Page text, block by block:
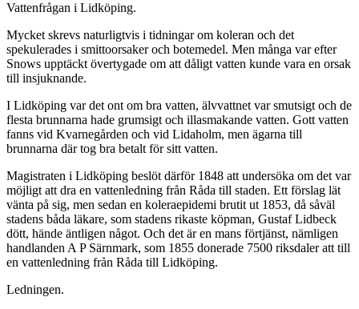
Vattenfrågan i Lidköping.
Mycket skrevs naturligtvis i tidningar om koleran och det
spekulerades i smittoorsaker och botemedel. Men många var efter
Snows upptäckt övertygade om att dåligt vatten kunde vara en orsak
till insjuknande.
I Lidköping var det ont om bra vatten, älvvattnet var smutsigt och de
flesta brunnarna hade grumsigt och illasmakande vatten. Gott vatten
fanns vid Kvarnegården och vid Lidaholm, men ägarna till
brunnarna där tog bra betalt för sitt vatten.
Magistraten i Lidköping beslöt därför 1848 att undersöka om det var
möjligt att dra en vattenledning från Råda till staden. Ett förslag lät
vänta på sig, men sedan en koleraepidemi brutit ut 1853, då såväl
stadens båda läkare, som stadens rikaste köpman, Gustaf Lidbeck
dött, hände äntligen något. Och det är en mans förtjänst, nämligen
handlanden A P Särnmark, som 1855 donerade 7500 riksdaler att till
en vattenledning från Råda till Lidköping.
Ledningen.